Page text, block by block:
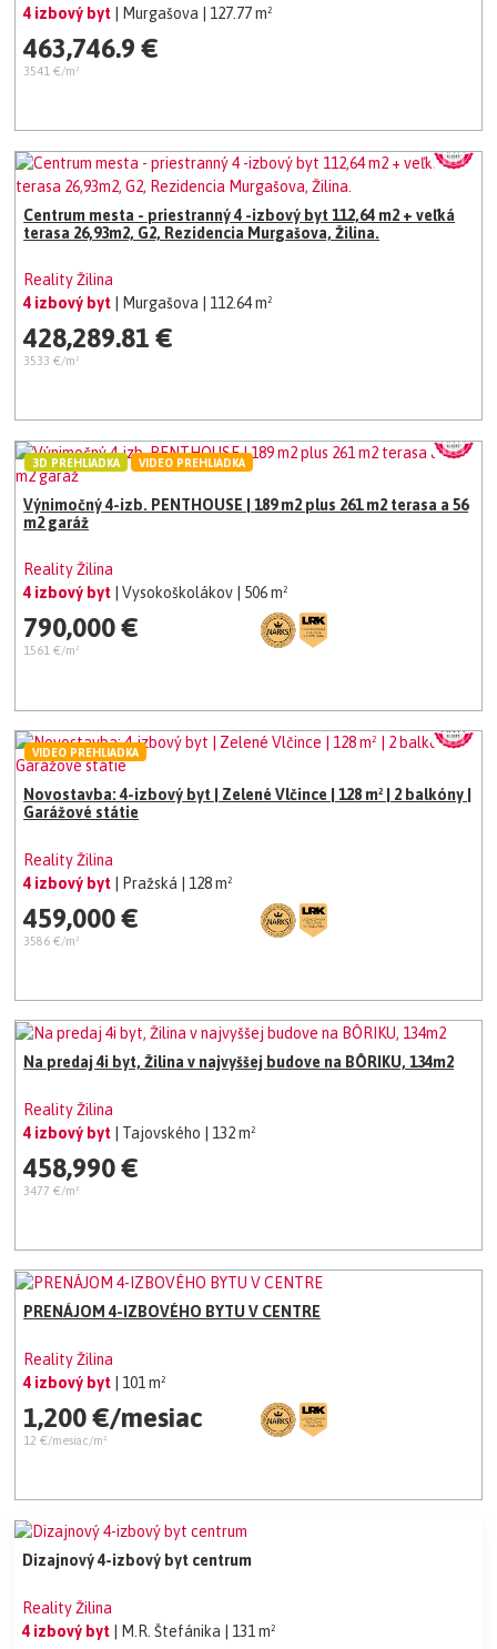
4 izbový byt
| Murgašova | 127.77 m²
463,746.9 €
3541 €/m²
Centrum mesta - priestranný 4 -izbový byt 112,64 m2 + veľká
terasa 26,93m2, G2, Rezidencia Murgašova, Žilina.
Reality Žilina
4 izbový byt
| Murgašova | 112.64 m²
428,289.81 €
3533 €/m²
Výnimočný 4-izb. PENTHOUSE | 189 m2 plus 261 m2 terasa a 56
m2 garáž
Reality Žilina
4 izbový byt
| Vysokoškolákov | 506 m²
790,000 €
1561 €/m²
3D PREHLIADKA VIDEO PREHLIADKA
Novostavba: 4-izbový byt | Zelené Vlčince | 128 m² | 2 balkóny |
Garážové státie
Reality Žilina
4 izbový byt | Pražská | 128 m²
459,000 €
3586 €/m²
VIDEO PREHLIADKA
Na predaj 4i byt, Žilina v najvyššej budove na BÔRIKU, 134m2
Reality Žilina
4 izbový byt | Tajovského | 132 m²
458,990 €
3477 €/m²
PRENÁJOM 4-IZBOVÉHO BYTU V CENTRE
Reality Žilina
4 izbový byt
| 101 m²
1,200 €/mesiac
12 €/mesiac/m²
Dizajnový 4-izbový byt centrum
Reality Žilina
4 izbový byt
| M.R. Štefánika | 131 m²